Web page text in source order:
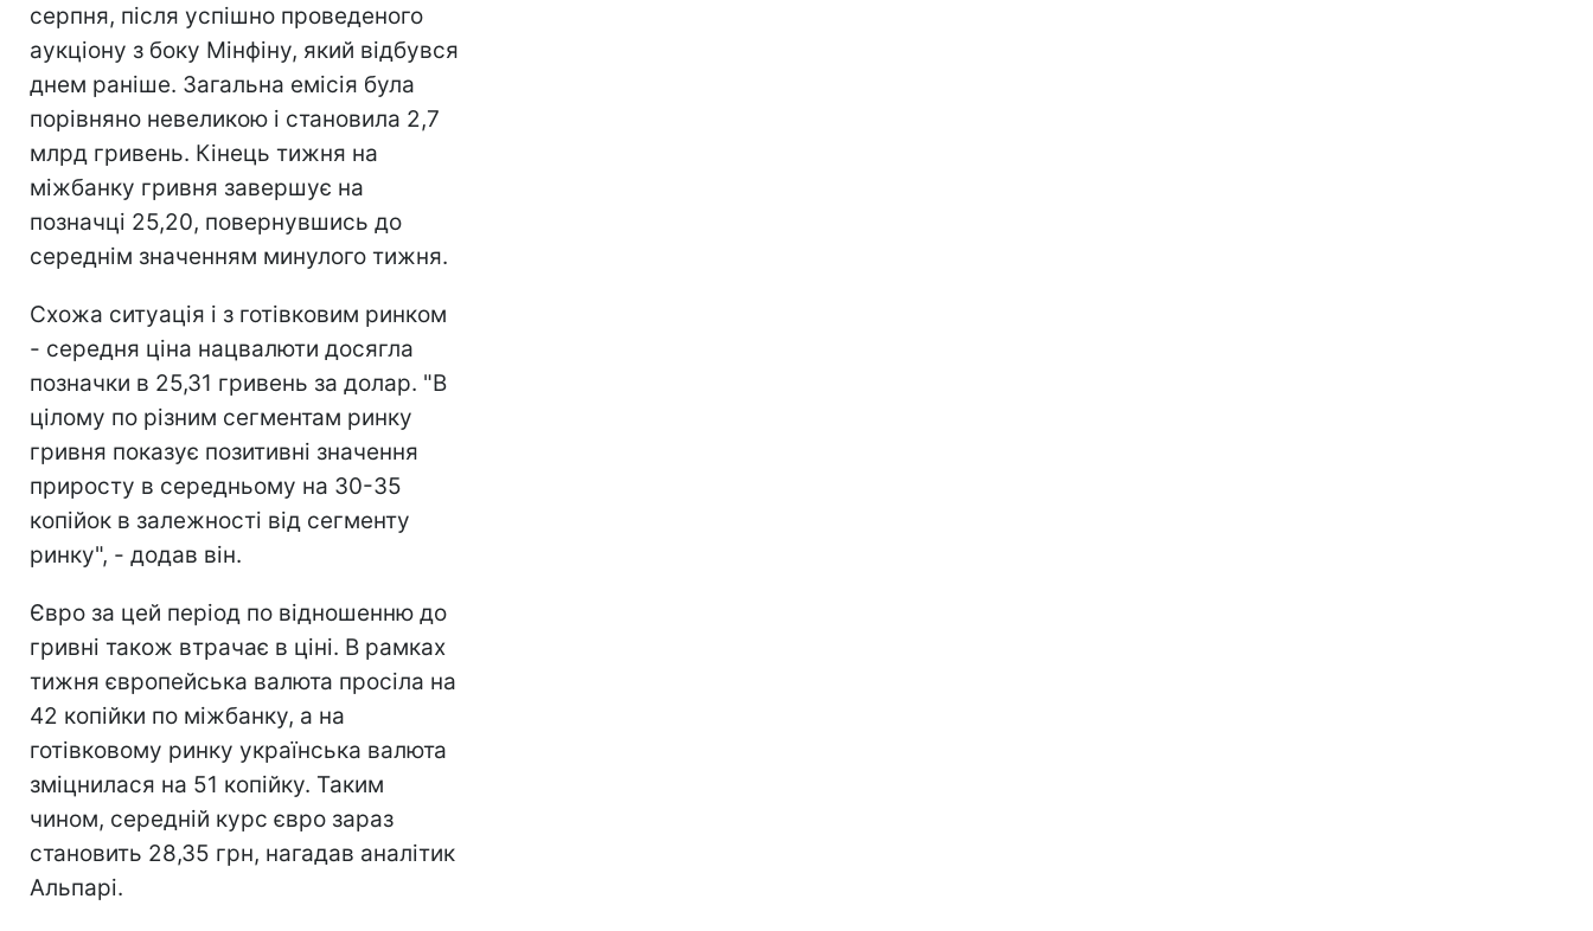
серпня, після успішно проведеного
аукціону з боку Мінфіну, який відбувся
днем раніше. Загальна емісія була
порівняно невеликою і становила 2,7
млрд гривень. Кінець тижня на
міжбанку гривня завершує на
позначці 25,20, повернувшись до
середнім значенням минулого тижня.
Схожа ситуація і з готівковим ринком
- середня ціна нацвалюти досягла
позначки в 25,31 гривень за долар. "В
цілому по різним сегментам ринку
гривня показує позитивні значення
приросту в середньому на 30-35
копійок в залежності від сегменту
ринку", - додав він.
Євро за цей період по відношенню до
гривні також втрачає в ціні. В рамках
тижня європейська валюта просіла на
42 копійки по міжбанку, а на
готівковому ринку українська валюта
зміцнилася на 51 копійку. Таким
чином, середній курс євро зараз
становить 28,35 грн, нагадав аналітик
Альпарі.